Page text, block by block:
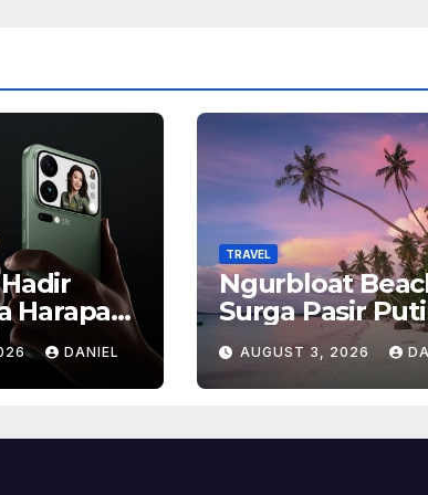
Harapan
Alasan
Ponsel
DANIEL
TRAVEL
Ngurbloat
Surga Pasir
yang
Ketenangan
Pesona Alam
AUGUST 3, 2026